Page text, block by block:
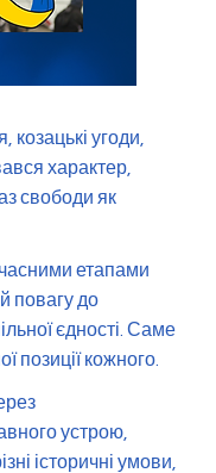
козацькі угоди,
характер,
свободи як
етапами
повагу до
єдності. Саме
позиції кожного.
устрою,
історичні умови,